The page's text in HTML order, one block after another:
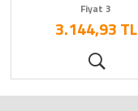
Fiyat 3
3.144,93 TL